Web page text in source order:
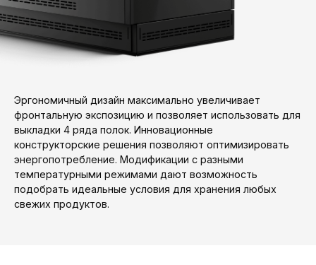
Эргономичный дизайн максимально увеличивает
фронтальную экспозицию и позволяет использовать для
выкладки 4 ряда полок. Инновационные
конструкторские решения позволяют оптимизировать
энергопотребление. Модификации с разными
температурными режимами дают возможность
подобрать идеальные условия для хранения любых
свежих продуктов.